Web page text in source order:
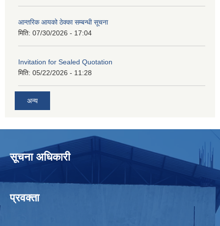
आन्तरिक आयको ठेक्का सम्बन्धी सूचना
मिति: 07/30/2026 - 17:04
Invitation for Sealed Quotation
मिति: 05/22/2026 - 11:28
अन्य
सूचना अधिकारी
प्रवक्ता